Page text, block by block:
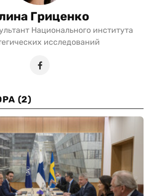
Гриценко
Национального института
исследований
(2)